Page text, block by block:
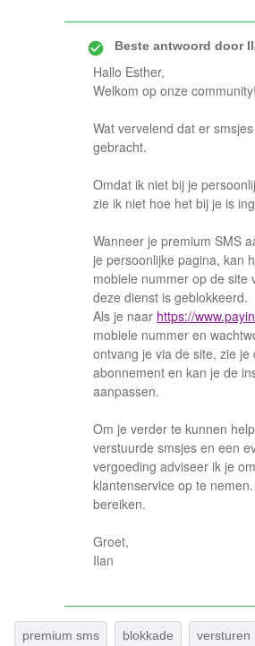
Beste antwoord door
Hallo Esther,
Welkom op onze community!
Wat vervelend dat er
gebracht.
Omdat ik niet bij je
zie ik niet hoe het bij je is
Wanneer je premium SMS
je persoonlijke pagina, kan
mobiele nummer op de site
deze dienst is geblokkeerd.
Als je naar https://
mobiele nummer en
ontvang je via de site, zie je
abonnement en kan je de
aanpassen.
Om je verder te kunnen
verstuurde smsjes en een
vergoeding adviseer ik je
klantenservice op te
bereiken.
Groet,
Ilan
premium sms blokkade versturen